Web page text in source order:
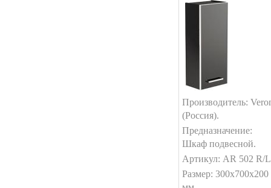
Производитель:
(Россия).
Предназначение:
Шкаф подвесной.
Артикул: AR 502 R/
Размер: 300x700x200